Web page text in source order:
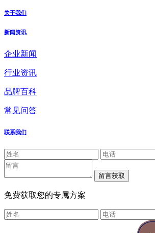
关于我们
新闻资讯
企业新闻
行业资讯
品牌百科
常见问答
联系我们
免费获取您的专属方案